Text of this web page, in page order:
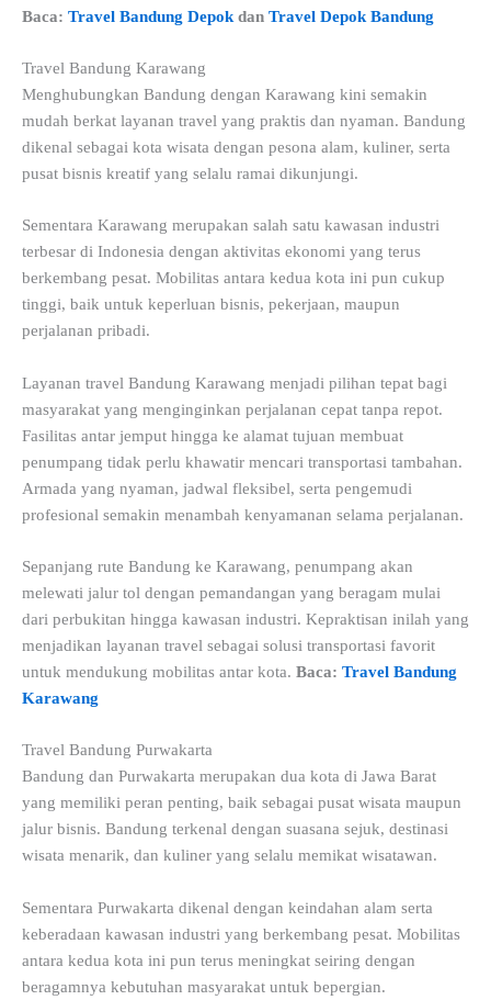
Baca: Travel Bandung Depok dan Travel Depok Bandung
Travel Bandung Karawang
Menghubungkan Bandung dengan Karawang kini semakin
mudah berkat layanan travel yang praktis dan nyaman. Bandung
dikenal sebagai kota wisata dengan pesona alam, kuliner, serta
pusat bisnis kreatif yang selalu ramai dikunjungi.
Sementara Karawang merupakan salah satu kawasan industri
terbesar di Indonesia dengan aktivitas ekonomi yang terus
berkembang pesat. Mobilitas antara kedua kota ini pun cukup
tinggi, baik untuk keperluan bisnis, pekerjaan, maupun
perjalanan pribadi.
Layanan travel Bandung Karawang menjadi pilihan tepat bagi
masyarakat yang menginginkan perjalanan cepat tanpa repot.
Fasilitas antar jemput hingga ke alamat tujuan membuat
penumpang tidak perlu khawatir mencari transportasi tambahan.
Armada yang nyaman, jadwal fleksibel, serta pengemudi
profesional semakin menambah kenyamanan selama perjalanan.
Sepanjang rute Bandung ke Karawang, penumpang akan
melewati jalur tol dengan pemandangan yang beragam mulai
dari perbukitan hingga kawasan industri. Kepraktisan inilah yang
menjadikan layanan travel sebagai solusi transportasi favorit
untuk mendukung mobilitas antar kota. Baca: Travel Bandung
Karawang
Travel Bandung Purwakarta
Bandung dan Purwakarta merupakan dua kota di Jawa Barat
yang memiliki peran penting, baik sebagai pusat wisata maupun
jalur bisnis. Bandung terkenal dengan suasana sejuk, destinasi
wisata menarik, dan kuliner yang selalu memikat wisatawan.
Sementara Purwakarta dikenal dengan keindahan alam serta
keberadaan kawasan industri yang berkembang pesat. Mobilitas
antara kedua kota ini pun terus meningkat seiring dengan
beragamnya kebutuhan masyarakat untuk bepergian.